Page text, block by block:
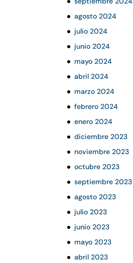
agosto 2024
julio 2024
junio 2024
mayo 2024
abril 2024
marzo 2024
febrero 2024
enero 2024
diciembre 2023
noviembre 2023
octubre 2023
septiembre 2023
agosto 2023
julio 2023
junio 2023
mayo 2023
abril 2023